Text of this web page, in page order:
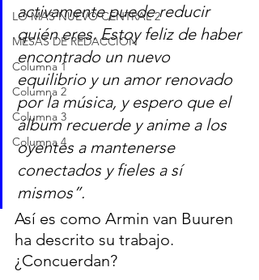
LO MAS NUEVO CENTRAL 2
MESAS DE REDACCION
Columna 1
Columna 2
Columna 3
Columna 4
activamente puede reducir
quién eres. Estoy feliz de haber
encontrado un nuevo
equilibrio y un amor renovado
por la música, y espero que el
álbum recuerde y anime a los
oyentes a mantenerse
conectados y fieles a sí
mismos”.
Así es como Armin van Buuren
ha descrito su trabajo.
¿Concuerdan?